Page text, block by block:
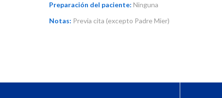
Preparación del paciente: Ninguna
Notas: Previa cita (excepto Padre Mier)